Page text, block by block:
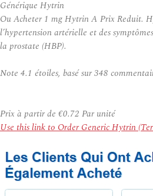
Générique Hytrin
Ou Acheter 1 mg Hytrin A Prix Reduit.
l’hypertension artérielle et des
la prostate (HBP).
Note 4.1 étoiles, basé sur348
Prix à partir de €0.72 Par unité
Use this link to Order Generic Hytrin